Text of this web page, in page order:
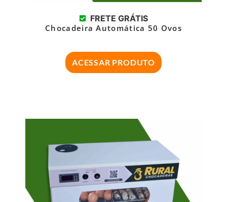
FRETE GRÁTIS
Chocadeira Automática 50 Ovos
ACESSAR PRODUTO